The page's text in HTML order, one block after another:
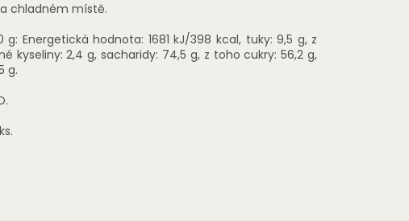
chladném místě.
g: Energetická hodnota: 1681 kJ/398 kcal, tuky: 9,5 g, z
kyseliny: 2,4 g, sacharidy: 74,5 g, z toho cukry: 56,2 g,
g.